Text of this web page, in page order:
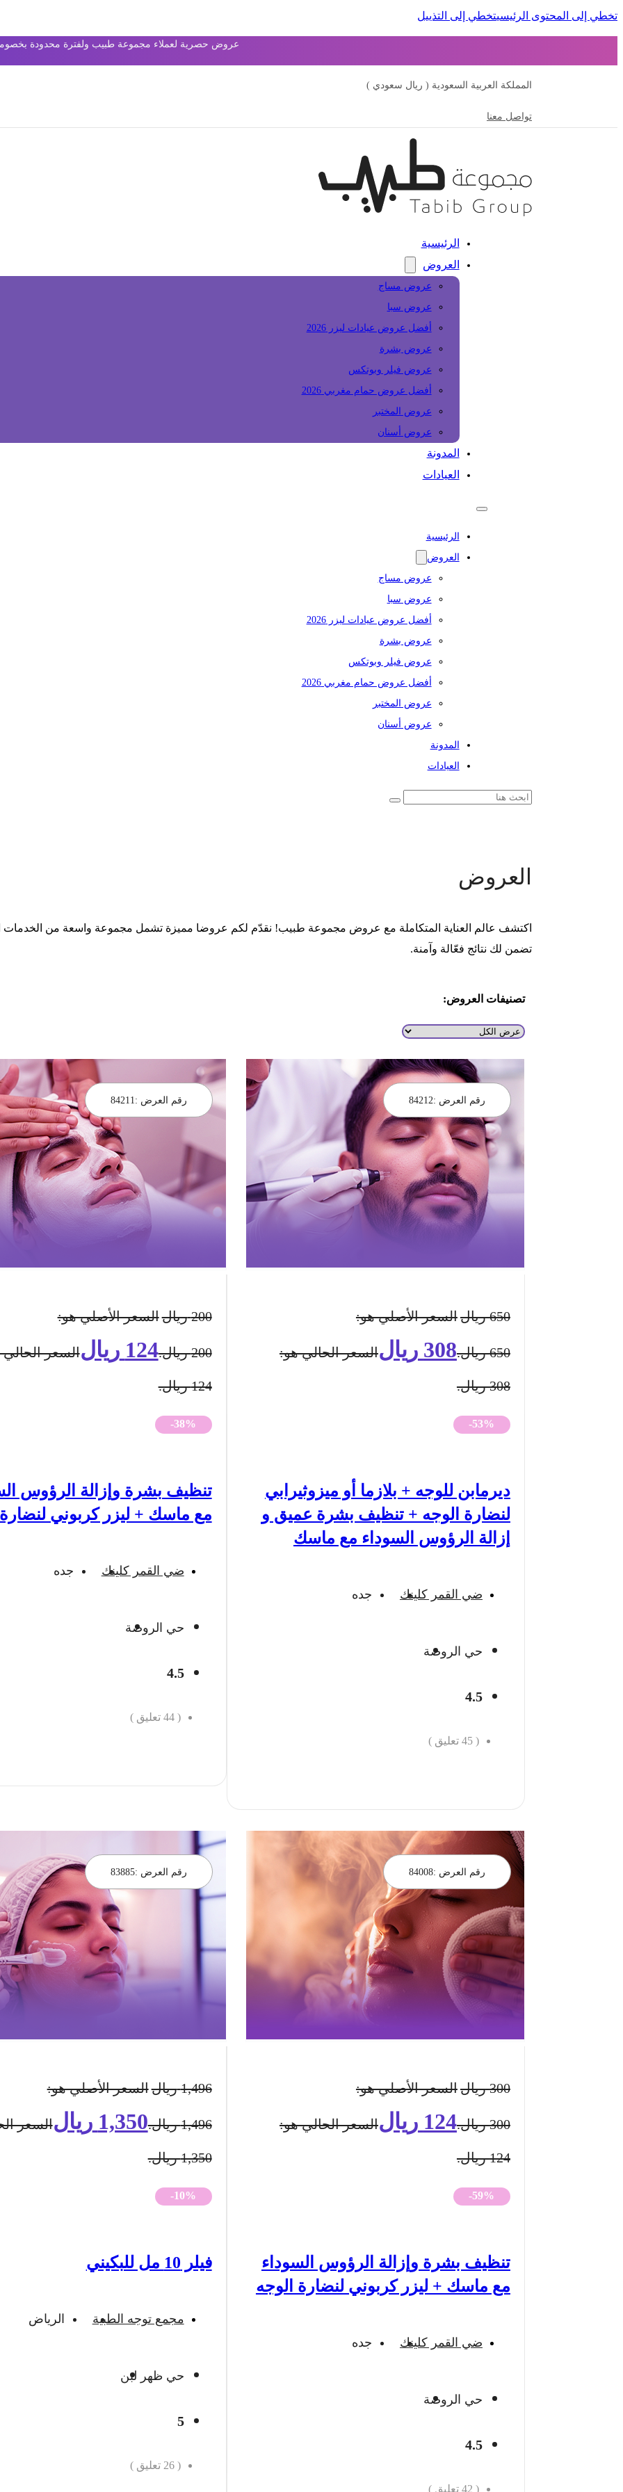
تخطي إلى المحتوى الرئيسيتخطي إلى التذييل
عروض حصرية لعملاء مجموعة طبيب ولفترة محدودة بخصومات
المملكة العربية السعودية ( ريال سعودي )
تواصل معنا
الرئيسية
العروض
عروض مساج
عروض سبا
أفضل عروض عيادات ليزر 2026
عروض بشرة
عروض فيلر وبوتكس
أفضل عروض حمام مغربي 2026
عروض المختبر
عروض أسنان
المدونة
العيادات
الرئيسية
العروض
عروض مساج
عروض سبا
أفضل عروض عيادات ليزر 2026
عروض بشرة
عروض فيلر وبوتكس
أفضل عروض حمام مغربي 2026
عروض المختبر
عروض أسنان
المدونة
العيادات
العروض
اكتشف عالم العناية المتكاملة مع عروض مجموعة طبيب! نقدّم لكم عروضا مميزة تشمل مجموعة واسعة من الخدمات
تضمن لك نتائج فعّالة وآمنة.
تصنيفات العروض:
رقم العرض :84212
650 ريالالسعر الأصلي هو:
650 ريال. 308 ريالالسعر الحالي هو:
308 ريال.
-53%
ديرمابن للوجه + بلازما أو ميزوثيرابي
لنضارة الوجه + تنظيف بشرة عميق و
إزالة الرؤوس السوداء مع ماسك
ضي القمر كلينك جده
حي الروضة
4.5
(
45 تعليق )
رقم العرض : 84211
200 ريالالسعر الأصلي هو:
200 ريال. 124 ريالالسعر
124 ريال.
-38%
تنظيف بشرة وإزالة الرؤوس
مع ماسك + ليزر كربوني
ضي القمر كلينك جده
حي الروضة
4.5
(
44 تعليق )
رقم العرض :84008
300 ريالالسعر الأصلي هو:
300 ريال. 124 ريالالسعر الحالي هو:
124 ريال.
-59%
تنظيف بشرة وإزالة الرؤوس السوداء
مع ماسك + ليزر كربوني لنضارة الوجه
ضي القمر كلينك جده
حي الروضة
4.5
(
42 تعليق )
رقم العرض :83885
1,496 ريالالسعر الأصلي هو:
1,496 ريال. 1,350 ريالالسعر
1,350 ريال.
-10%
فيلر 10 مل للبكيني
مجمع توجه الطبية الرياض
حي ظهر لبن
5
(
26 تعليق )